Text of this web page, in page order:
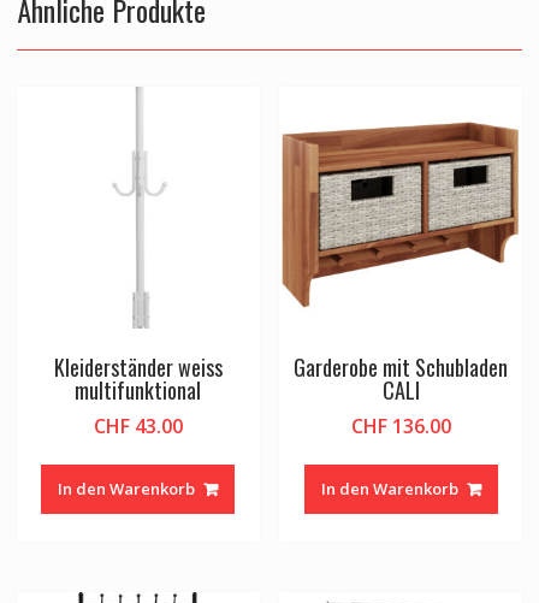
Ähnliche Produkte
Kleiderständer weiss
multifunktional
CHF43.00
In den Warenkorb
Garderobe mit Schubladen
CALI
CHF136.00
In den Warenkorb